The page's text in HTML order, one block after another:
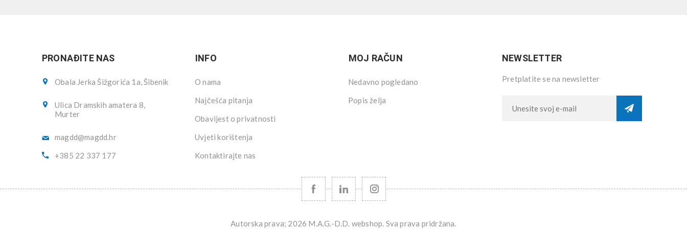
PRONAĐITE NAS
Obala Jerka Šižgorića 1a, Šibenik
Ulica Dramskih amatera 8,
Murter
magdd@magdd.hr
+385 22 337 177
INFO
O nama
Najčešća pitanja
Obavijest o privatnosti
Uvjeti korištenja
Kontaktirajte nas
MOJ RAČUN
Nedavno pogledano
Popis želja
NEWSLETTER
Pretplatite se na newsletter
Autorska prava; 2026 M.A.G.-D.D. webshop. Sva prava pridržana.